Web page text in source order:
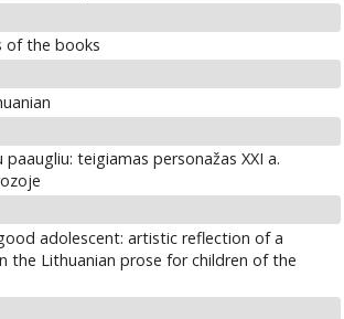
of the books
teigiamas personažas XXI a.
adolescent: artistic reflection of a
the Lithuanian prose for children of the